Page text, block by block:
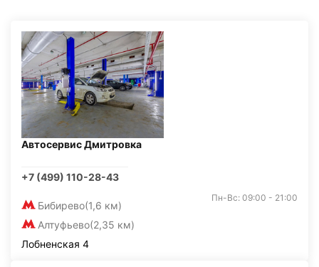
Автосервис Дмитровка
+7 (499) 110-28-43
Бибирево(1,6 км)
Алтуфьево(2,35 км)
Пн-Вс: 09:00 - 21:00
Лобненская 4